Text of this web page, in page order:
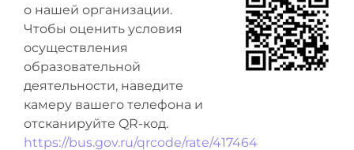
о нашей организации.
Чтобы оценить условия
осуществления
образовательной
деятельности, наведите
камеру вашего телефона и
отсканируйте QR-код.
https://bus.gov.ru/qrcode/rate/417464